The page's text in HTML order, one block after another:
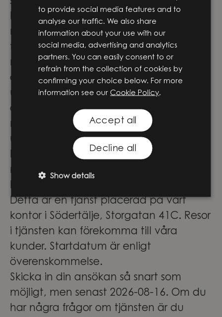
För våra medarbetare innebär det stora
möjligheter att vara med och forma
framtidens lösningar genom
meningsfulla projekt i teknikens
absoluta framkant. Här får du inte bara
utvecklas och växa i din roll – du blir
också en del av ett team där
nyfikenhet, samarbete och modet att
utmana driver oss framåt.
Låter det som platsen för dig? Häng
med på vår fortsatta resa!
Praktisk information
Detta är en tjänst placerad på vårt
kontor i Södertälje, Storgatan 41C. Resor
i tjänsten kan förekomma till våra
kunder. Startdatum är enligt
överenskommelse.
Skicka in din ansökan så snart som
möjligt, men senast 2026-08-16. Om du
har några frågor om tjänsten är du
to provide social media features and to
analyse our traffic. We also share
information about your use with our
social media, advertising and analytics
partners. You can easily consent to or
refrain from the collection of cookies by
confirming your choice below. For more
information see our Cookie Policy.
Accept all
Decline all
Show details